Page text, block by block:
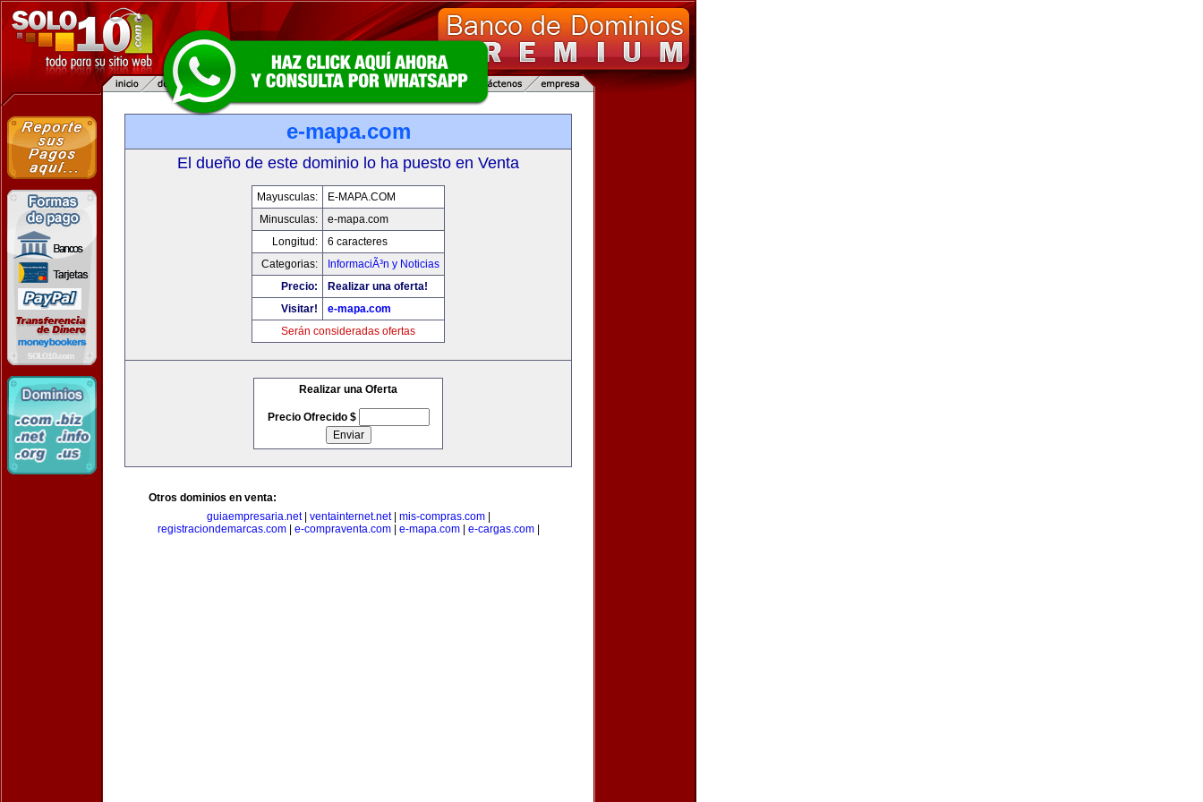
e-mapa.com
El dueño de este dominio lo ha puesto en Venta
Mayusculas:
E-MAPA.COM
Minusculas:
e-mapa.com
Longitud:
6 caracteres
Categorias:
InformaciÃ³n y Noticias
Precio:
Realizar una oferta!
Visitar!
e-mapa.com
Serán consideradas ofertas
Realizar una Oferta
Precio Ofrecido $
Otros dominios en venta:
guiaempresaria.net| ventainternet.net| mis-compras.com|
registraciondemarcas.com| e-compraventa.com| e-mapa.com| e-cargas.com|